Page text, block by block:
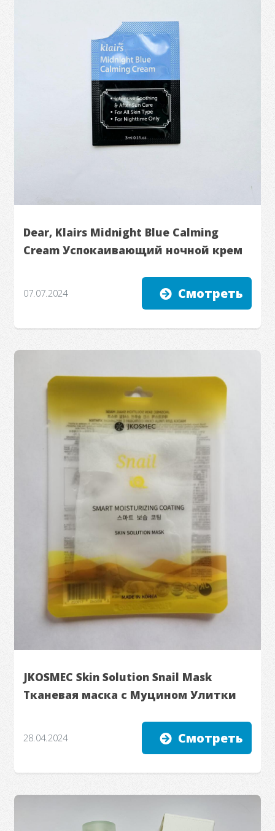
Dear, Klairs Midnight Blue Calming
Cream Успокаивающий ночной крем
07.07.2024 Смотреть
JKOSMEC Skin Solution Snail Mask
Тканевая маска с Муцином Улитки
28.04.2024 Смотреть